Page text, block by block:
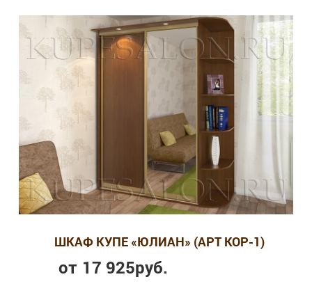
ШКАФ КУПЕ «ЮЛИАН» (АРТ КОР-1)
от 17 925руб.